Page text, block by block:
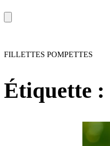
FILLETTES POMPETTES
Étiquette :